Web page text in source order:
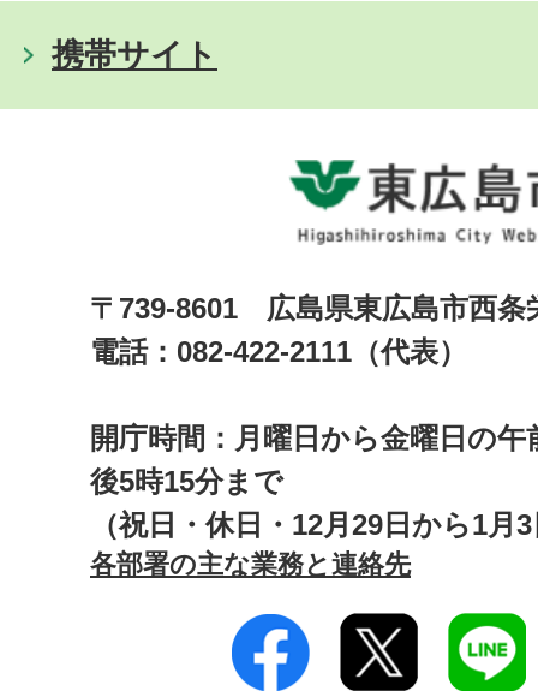
携帯サイト
〒739-8601 広島県東広島市西
電話：082-422-2111（代表）
開庁時間：月曜日から金曜日の午
後5時15分まで
（祝日・休日・12月29日から1月
各部署の主な業務と連絡先